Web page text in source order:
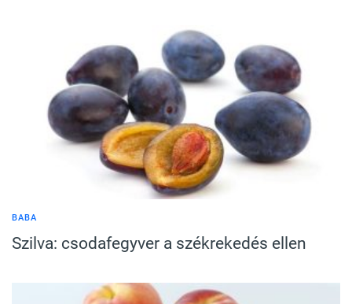
BABA
Szilva: csodafegyver a székrekedés ellen